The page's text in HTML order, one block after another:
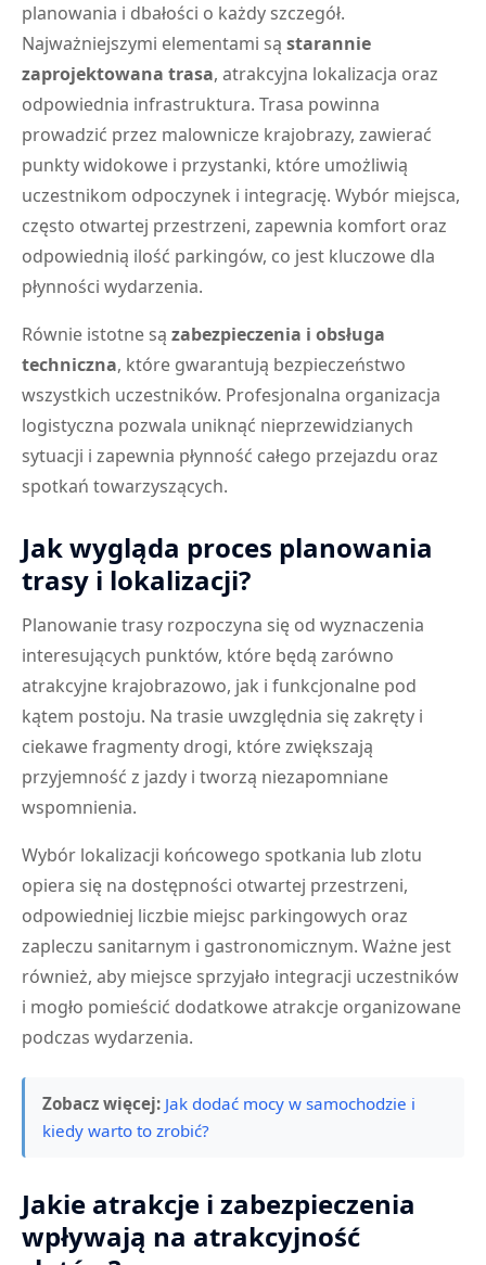
planowania i dbałości o każdy szczegół.
Najważniejszymi elementami są starannie
zaprojektowana trasa, atrakcyjna lokalizacja oraz
odpowiednia infrastruktura. Trasa powinna
prowadzić przez malownicze krajobrazy, zawierać
punkty widokowe i przystanki, które umożliwią
uczestnikom odpoczynek i integrację. Wybór miejsca,
często otwartej przestrzeni, zapewnia komfort oraz
odpowiednią ilość parkingów, co jest kluczowe dla
płynności wydarzenia.
Równie istotne są zabezpieczenia i obsługa
techniczna, które gwarantują bezpieczeństwo
wszystkich uczestników. Profesjonalna organizacja
logistyczna pozwala uniknąć nieprzewidzianych
sytuacji i zapewnia płynność całego przejazdu oraz
spotkań towarzyszących.
Jak wygląda proces planowania
trasy i lokalizacji?
Planowanie trasy rozpoczyna się od wyznaczenia
interesujących punktów, które będą zarówno
atrakcyjne krajobrazowo, jak i funkcjonalne pod
kątem postoju. Na trasie uwzględnia się zakręty i
ciekawe fragmenty drogi, które zwiększają
przyjemność z jazdy i tworzą niezapomniane
wspomnienia.
Wybór lokalizacji końcowego spotkania lub zlotu
opiera się na dostępności otwartej przestrzeni,
odpowiedniej liczbie miejsc parkingowych oraz
zapleczu sanitarnym i gastronomicznym. Ważne jest
również, aby miejsce sprzyjało integracji uczestników
i mogło pomieścić dodatkowe atrakcje organizowane
podczas wydarzenia.
Zobacz więcej: Jak dodać mocy w samochodzie i
kiedy warto to zrobić?
Jakie atrakcje i zabezpieczenia
wpływają na atrakcyjność